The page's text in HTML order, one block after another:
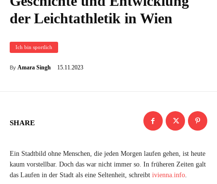
der Leichtathletik in Wien
Ich bin sportlich
By Amara Singh 15.11.2023
SHARE
Ein Stadtbild ohne Menschen, die jeden Morgen laufen gehen, ist heute
kaum vorstellbar. Doch das war nicht immer so. In früheren Zeiten galt
das Laufen in der Stadt als eine Seltenheit, schreibt ivienna.info.